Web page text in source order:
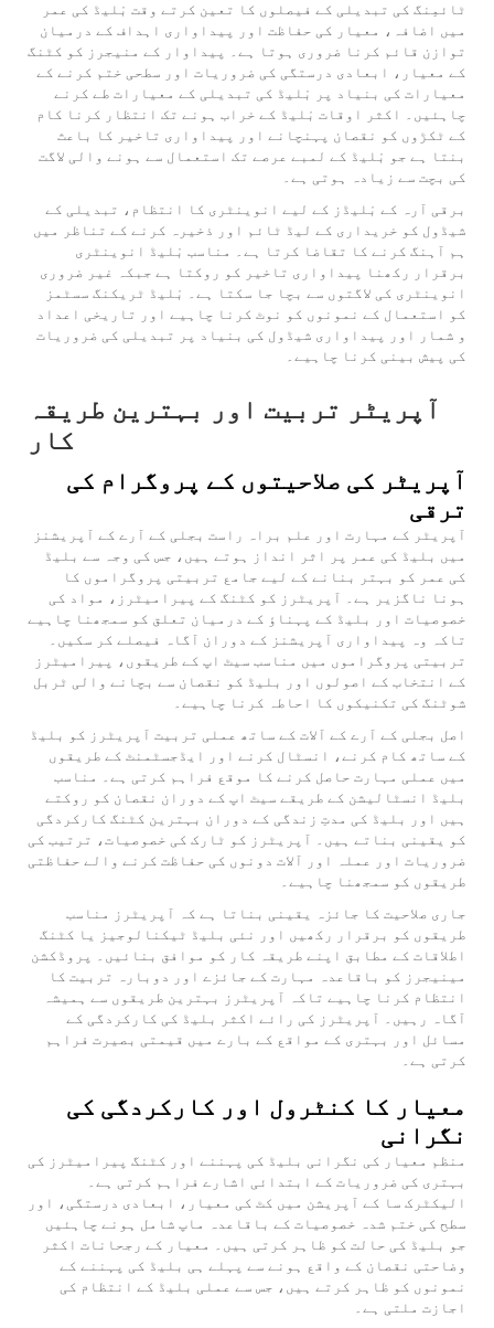
ٹائمِنگ کی تبدیلی کے فیصلوں کا تعین کرتے وقت بْلیڈ کی عمر
میں اضافہ، معیار کی حفاظت اور پیداواری اہداف کے درمیان
توازن قائم کرنا ضروری ہوتا ہے۔ پیداوار کے منیجرز کو کٹنگ
کے معیار، ابعادی درستگی کی ضروریات اور سطحی ختم کرنے کے
معیارات کی بنیاد پر بْلیڈ کی تبدیلی کے معیارات طے کرنے
چاہئیں۔ اکثر اوقات بْلیڈ کے خراب ہونے تک انتظار کرنا کام
کے ٹکڑوں کو نقصان پہنچانے اور پیداواری تاخیر کا باعث
بنتا ہے جو بْلیڈ کے لمبے عرصے تک استعمال سے ہونے والی لاگت
کی بچت سے زیادہ ہوتی ہے۔
برقی آرہ کے بْلیڈز کے لیے انوینٹری کا انتظام، تبدیلی کے
شیڈول کو خریداری کے لیڈ ٹائم اور ذخیرہ کرنے کے تناظر میں
ہم آہنگ کرنے کا تقاضا کرتا ہے۔ مناسب بْلیڈ انوینٹری
برقرار رکھنا پیداواری تاخیر کو روکتا ہے جبکہ غیر ضروری
انوینٹری کی لاگتوں سے بچا جا سکتا ہے۔ بْلیڈ ٹریکنگ سسٹمز
کو استعمال کے نمونوں کو نوٹ کرنا چاہیے اور تاریخی اعداد
و شمار اور پیداواری شیڈول کی بنیاد پر تبدیلی کی ضروریات
کی پیش بینی کرنا چاہیے۔
آپریٹر تربیت اور بہترین طریقہ
کار
آپریٹر کی صلاحیتوں کے پروگرام کی
ترقی
آپریٹر کے مہارت اور علم براہ راست بجلی کے آرے کے آپریشنز
میں بلیڈ کی عمر پر اثر انداز ہوتے ہیں، جس کی وجہ سے بلیڈ
کی عمر کو بہتر بنانے کے لیے جامع تربیتی پروگراموں کا
ہونا ناگزیر ہے۔ آپریٹرز کو کٹنگ کے پیرامیٹرز، مواد کی
خصوصیات اور بلیڈ کے پہناؤ کے درمیان تعلق کو سمجھنا چاہیے
تاکہ وہ پیداواری آپریشنز کے دوران آگاہ فیصلے کر سکیں۔
تربیتی پروگراموں میں مناسب سیٹ اپ کے طریقوں، پیرامیٹرز
کے انتخاب کے اصولوں اور بلیڈ کو نقصان سے بچانے والی ٹربل
شوٹنگ کی تکنیکوں کا احاطہ کرنا چاہیے۔
اصل بجلی کے آرے کے آلات کے ساتھ عملی تربیت آپریٹرز کو بلیڈ
کے ساتھ کام کرنے، انسٹال کرنے اور ایڈجسٹمنٹ کے طریقوں
میں عملی مہارت حاصل کرنے کا موقع فراہم کرتی ہے۔ مناسب
بلیڈ انسٹالیشن کے طریقے سیٹ اپ کے دوران نقصان کو روکتے
ہیں اور بلیڈ کی مدتِ زندگی کے دوران بہترین کٹنگ کارکردگی
کو یقینی بناتے ہیں۔ آپریٹرز کو ٹارک کی خصوصیات، ترتیب کی
ضروریات اور عملہ اور آلات دونوں کی حفاظت کرنے والے حفاظتی
طریقوں کو سمجھنا چاہیے۔
جاری صلاحیت کا جائزہ یقینی بناتا ہے کہ آپریٹرز مناسب
طریقوں کو برقرار رکھیں اور نئی بلیڈ ٹیکنالوجیز یا کٹنگ
اطلاقات کے مطابق اپنے طریقہ کار کو موافق بنائیں۔ پروڈکشن
مینیجرز کو باقاعدہ مہارت کے جائزے اور دوبارہ تربیت کا
انتظام کرنا چاہیے تاکہ آپریٹرز بہترین طریقوں سے ہمیشہ
آگاہ رہیں۔ آپریٹرز کی رائے اکثر بلیڈ کی کارکردگی کے
مسائل اور بہتری کے مواقع کے بارے میں قیمتی بصیرت فراہم
کرتی ہے۔
معیار کا کنٹرول اور کارکردگی کی
نگرانی
منظم معیار کی نگرانی بلیڈ کی پہننے اور کٹنگ پیرامیٹرز کی
بہتری کی ضروریات کے ابتدائی اشارے فراہم کرتی ہے۔
الیکٹرک سا کے آپریشن میں کٹ کی معیار، ابعادی درستگی، اور
سطح کی ختم شدہ خصوصیات کے باقاعدہ ماپ شامل ہونے چاہئیں
جو بلیڈ کی حالت کو ظاہر کرتی ہیں۔ معیار کے رجحانات اکثر
وضاحتی نقصان کے واقع ہونے سے پہلے ہی بلیڈ کی پہننے کے
نمونوں کو ظاہر کرتے ہیں، جس سے عملی بلیڈ کے انتظام کی
اجازت ملتی ہے۔